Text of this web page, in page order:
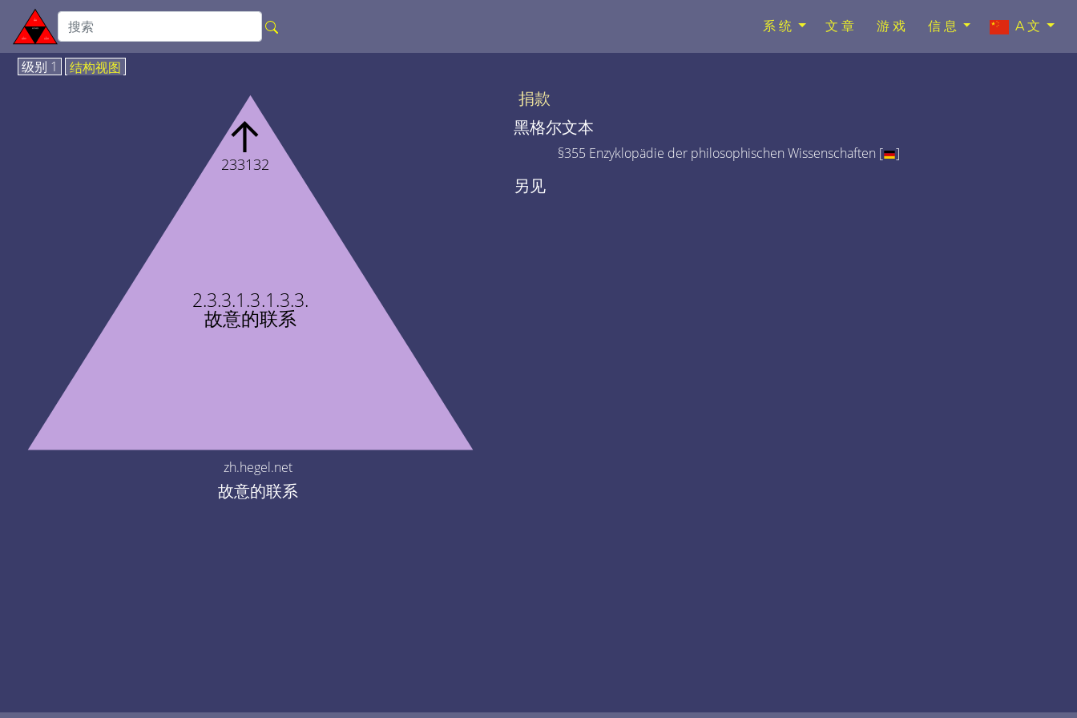
系统 文章 游戏 信息 A文
级别 1 结构视图
2.3.3.1.3.1.3.3.
故意的联系
↑
233132
zh.hegel.net
故意的联系
捐款
黑格尔文本
§355 Enzyklopädie der philosophischen Wissenschaften [ ]
另见